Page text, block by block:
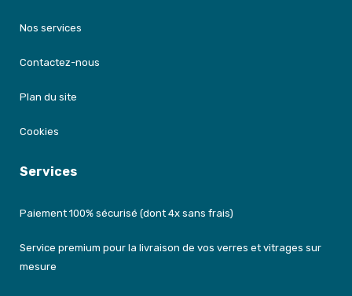
Nos services
Contactez-nous
Plan du site
Cookies
Services
Paiement 100% sécurisé (dont 4x sans frais)
Service premium pour la livraison de vos verres et vitrages sur
mesure